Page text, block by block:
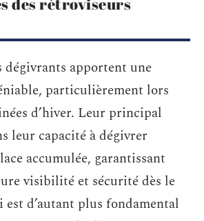
dégivrants apportent une
particulièrement lors
d’hiver. Leur principal
leur capacité à dégivrer
accumulée, garantissant
visibilité et sécurité dès le
est d’autant plus fondamental